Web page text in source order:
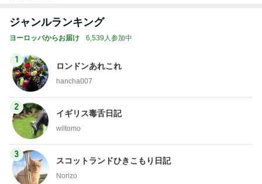
ジャンルランキング
ヨーロッパからお届け 6,539人参加中
1
ロンドンあれこれ
hancha007
2
イギリス毒舌日記
wiltomo
3
スコットランドひきこもり日記
Norizo